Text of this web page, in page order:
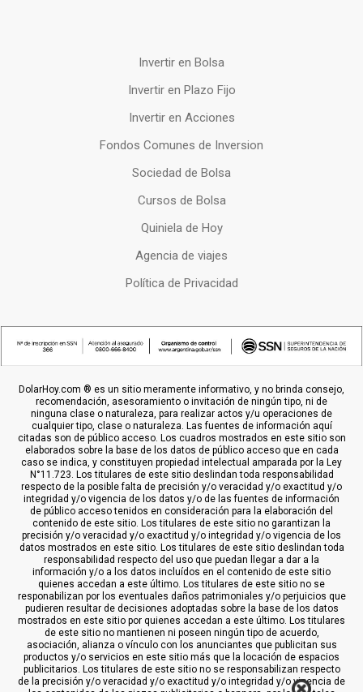
Invertir en Bolsa
Invertir en Plazo Fijo
Invertir en Acciones
Fondos Comunes de Inversion
Sociedad de Bolsa
Cursos de Bolsa
Quiniela de Hoy
Agencia de viajes
Política de Privacidad
DolarHoy.com ® es un sitio meramente informativo, y no brinda consejo,
recomendación, asesoramiento o invitación de ningún tipo, ni de
ninguna clase o naturaleza, para realizar actos y/u operaciones de
cualquier tipo, clase o naturaleza. Las fuentes de información aquí
citadas son de público acceso. Los cuadros mostrados en este sitio son
elaborados sobre la base de los datos de público acceso que en cada
caso se indica, y constituyen propiedad intelectual amparada por la Ley
N°11.723. Los titulares de este sitio deslindan toda responsabilidad
respecto de la posible falta de precisión y/o veracidad y/o exactitud y/o
integridad y/o vigencia de los datos y/o de las fuentes de información
de público acceso tenidos en consideración para la elaboración del
contenido de este sitio. Los titulares de este sitio no garantizan la
precisión y/o veracidad y/o exactitud y/o integridad y/o vigencia de los
datos mostrados en este sitio. Los titulares de este sitio deslindan toda
responsabilidad respecto del uso que puedan llegar a dar a la
información y/o a los datos incluídos en el contenido de este sitio
quienes accedan a este último. Los titulares de este sitio no se
responabilizan por los eventuales daños patrimoniales y/o perjuicios que
pudieren resultar de decisiones adoptadas sobre la base de los datos
mostrados en este sitio por quienes accedan a este último. Los titulares
de este sitio no mantienen ni poseen ningún tipo de acuerdo,
asociación, alianza o vínculo con los anunciantes que publicitan sus
productos y/o servicios en este sitio más que la locación de espacios
publicitarios. Los titulares de este sitio no se responsabilizan respecto
de la precisión y/o veracidad y/o exactitud y/o integridad y/o vigencia de